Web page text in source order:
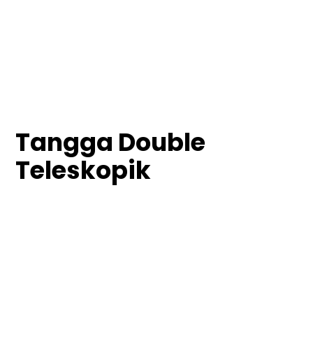
Tangga Double
Teleskopik